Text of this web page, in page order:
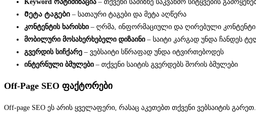
Keyword ოპტიმიზაცია – თქვენი სამიზნე საკვანძო სიტყვების
Მეტა ტაგები – სათაური ტაგები და მეტა აღწერა
კონტენტის ხარისხი – ღრმა, ინფორმაციული და ღირებული კონტენტი
მობილური მოსახერხებელი დიზაინი – საიტი კარგად უნდა ჩანდეს
გვერდის სიჩქარე – ვებსაიტი სწრაფად უნდა იტვირთებოდეს
ინტერნული ბმულები – თქვენი საიტის გვერდებს შორის ბმულები
Off-Page SEO ფაქტორები
Off-page SEO ეს არის ყველაფერი, რასაც აკეთებთ თქვენი ვებსაიტის